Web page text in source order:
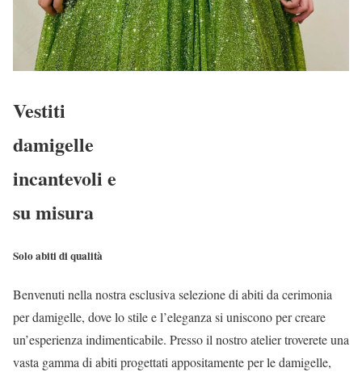
Vestiti
damigelle
incantevoli e
su misura
Solo abiti di qualità
Benvenuti nella nostra esclusiva selezione di abiti da cerimonia
per damigelle, dove lo stile e l’eleganza si uniscono per creare
un’esperienza indimenticabile. Presso il nostro atelier troverete una
vasta gamma di abiti progettati appositamente per le damigelle,